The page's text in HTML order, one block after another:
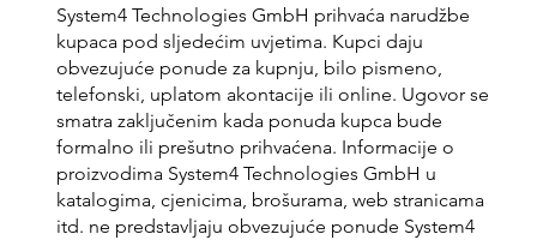
System4 Technologies GmbH prihvaća narudžbe
kupaca pod sljedećim uvjetima. Kupci daju
obvezujuće ponude za kupnju, bilo pismeno,
telefonski, uplatom akontacije ili online. Ugovor se
smatra zaključenim kada ponuda kupca bude
formalno ili prešutno prihvaćena. Informacije o
proizvodima System4 Technologies GmbH u
katalogima, cjenicima, brošurama, web stranicama
itd. ne predstavljaju obvezujuće ponude System4